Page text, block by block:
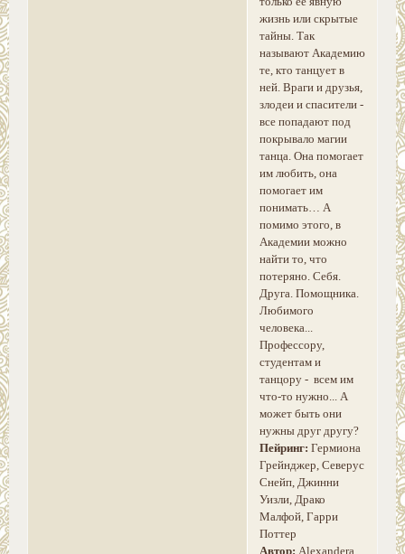
жизнь или скрытые
тайны. Так
называют Академию
те, кто танцует в
ней. Враги и друзья,
злодеи и спасители -
все попадают под
покрывало магии
танца. Она помогает
им любить, она
помогает им
понимать… А
помимо этого, в
Академии можно
найти то, что
потеряно. Себя.
Друга. Помощника.
Любимого
человека...
Профессору,
студентам и
танцору - всем им
что-то нужно... А
может быть они
нужны друг другу?
Пейринг: Гермиона
Грейнджер, Северус
Снейп, Джинни
Уизли, Драко
Малфой, Гарри
Поттер
Автор: Alexandera